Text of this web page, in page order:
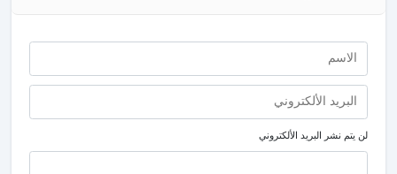
لن يتم نشر البريد الألكتروني